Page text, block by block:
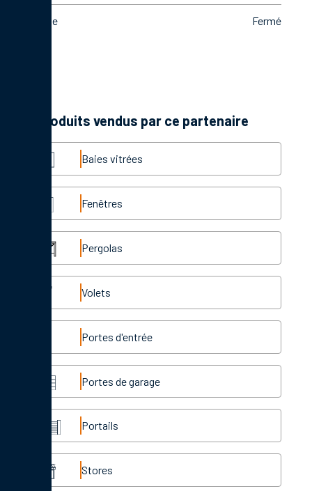
Dimanche Fermé
Les produits vendus par ce partenaire
Baies vitrées
Fenêtres
Pergolas
Volets
Portes d'entrée
Portes de garage
Portails
Stores